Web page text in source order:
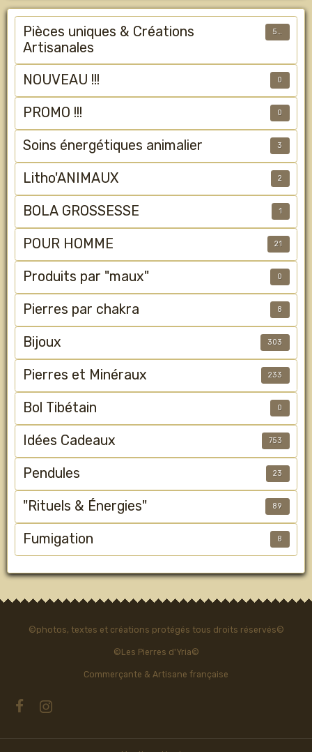
Pièces uniques & Créations
Artisanales
50
NOUVEAU !!! 0
PROMO !!! 0
Soins énergétiques animalier 3
Litho'ANIMAUX 2
BOLA GROSSESSE 1
POUR HOMME 21
Produits par "maux" 0
Pierres par chakra 8
Bijoux 303
Pierres et Minéraux 233
Bol Tibétain 0
Idées Cadeaux 753
Pendules 23
"Rituels & Énergies" 89
Fumigation 8
©photos, textes et créations protégés tous droits réservés©
©Les Pierres d'Yria©
Commerçante & Artisane française